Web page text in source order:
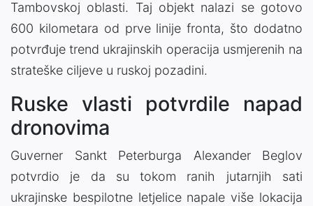
Tambovskoj oblasti. Taj objekt nalazi se gotovo
600 kilometara od prve linije fronta, što dodatno
potvrđuje trend ukrajinskih operacija usmjerenih na
strateške ciljeve u ruskoj pozadini.
Ruske vlasti potvrdile napad
dronovima
Guverner Sankt Peterburga Alexander Beglov
potvrdio je da su tokom ranih jutarnjih sati
ukrajinske bespilotne letjelice napale više lokacija